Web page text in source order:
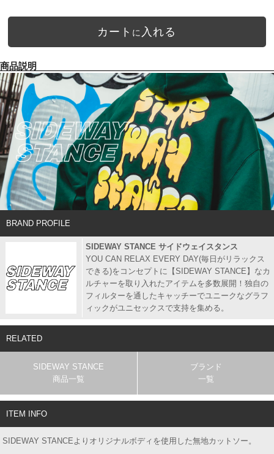
カート に 入れる
商品説明
BRAND PROFILE
SIDEWAY STANCE サイドウェイスタンス
YOU CAN RELAX EVERY DAY(毎日がリラックス
できる)をコンセプトに【SIDEWAY STANCE】なカ
ルチャーを取り入れたアイテムを多数展開！独自の
フィルターを通したキャッチーでユニークなグラフ
ィックがユニセックスで支持を集める。
RELATED
SIDEWAY STANCE
商品一覧
ブランド
一覧
ITEM INFO
SIDEWAY STANCEよりオリジナルボディを使用した無地カットソー。